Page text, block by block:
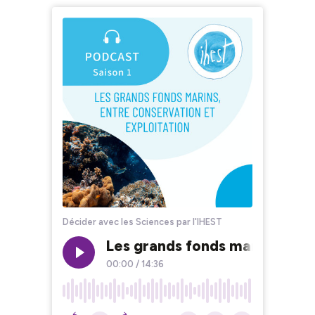
Décider avec les Sciences par l'IHEST
Les grands fonds marins,
00:00 / 14:36